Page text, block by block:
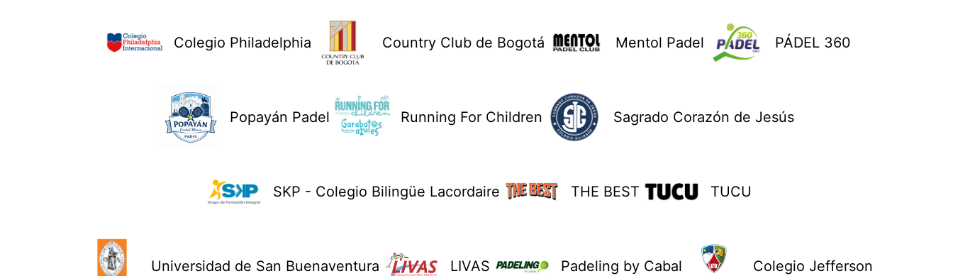
Colegio Philadelphia Country Club de Bogotá Mentol Padel PÁDEL 360
Popayán Padel Running For Children Sagrado Corazón de Jesús
SKP - Colegio Bilingüe Lacordaire THE BEST TUCU
Universidad de San Buenaventura LIVAS Padeling by Cabal Colegio Jefferson